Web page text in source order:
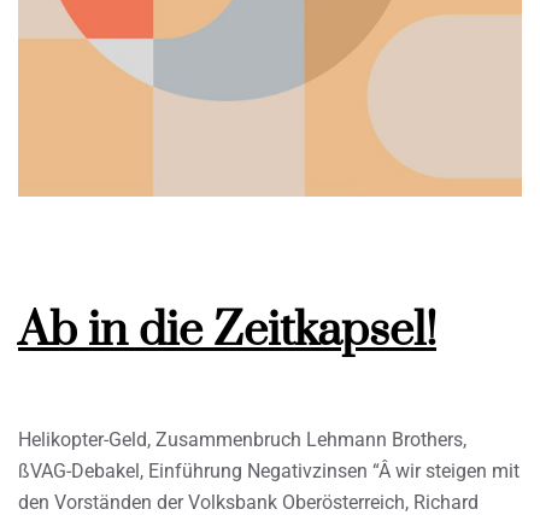
Ab in die Zeitkapsel!
Helikopter-Geld, Zusammenbruch Lehmann Brothers,
ßVAG-Debakel, Einführung Negativzinsen “Â wir steigen mit
den Vorständen der Volksbank Oberösterreich, Richard